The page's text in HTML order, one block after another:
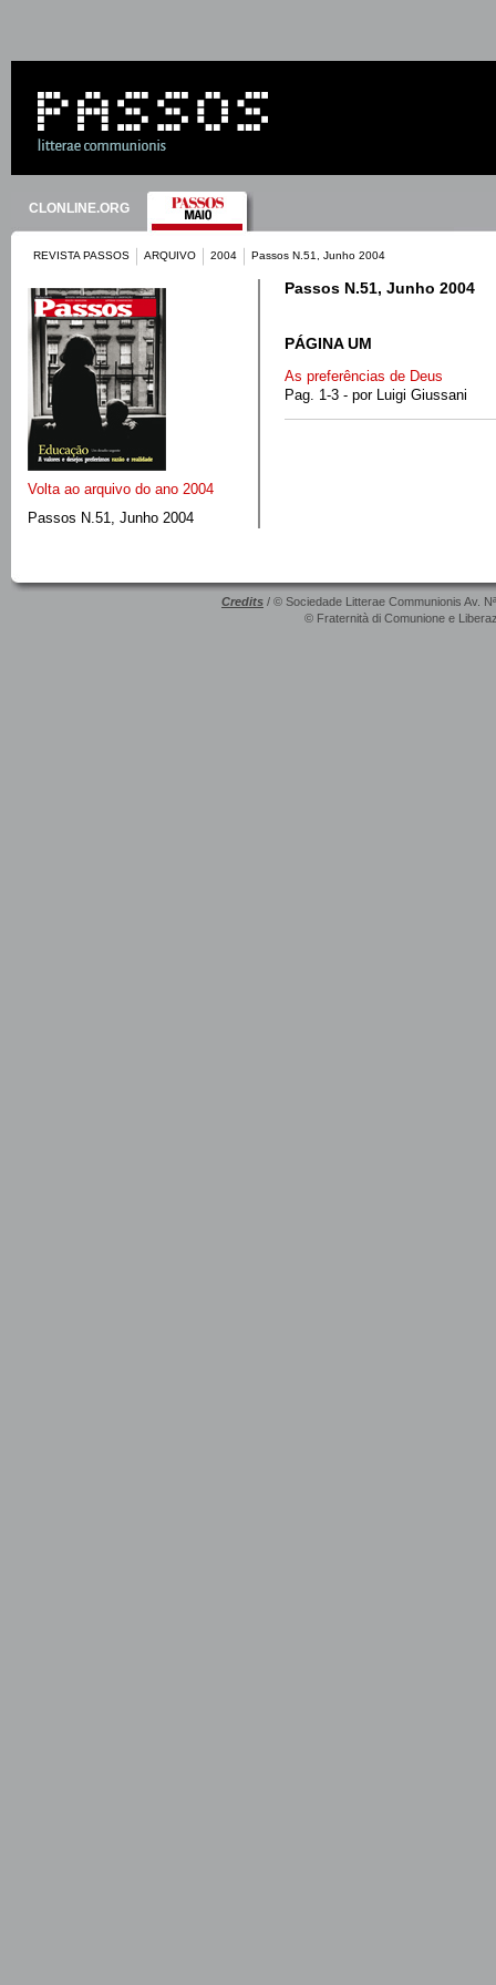
CLONLINE.ORG
REVISTA PASSOS ARQUIVO 2004 Passos N.51, Junho 2004
Volta ao arquivo do ano 2004
Passos N.51, Junho 2004
Passos N.51, Junho 2004
PÁGINA UM
As preferências de Deus
Pag. 1-3 - por Luigi Giussani
Credits / © Sociedade Litterae Communionis Av.
© Fraternità di Comunione e